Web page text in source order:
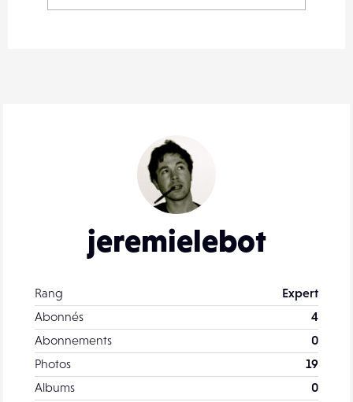
jeremielebot
Rang
Expert
Abonnés
4
Abonnements
0
Photos
19
Albums
0